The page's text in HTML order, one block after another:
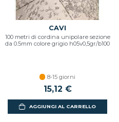
CAVI
100 metri di cordina unipolare sezione
da 0.5mm colore grigio h05v0,5gr/b100
8-15 giorni
15,12 €
AGGIUNGI AL CARRELLO